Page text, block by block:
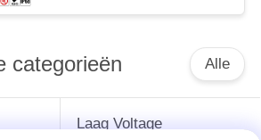
categorieën Alle
Laag Voltage